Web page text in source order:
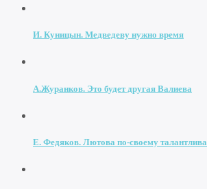
И. Куницын. Медведеву нужно время
А.Журанков. Это будет другая Валиева
Е. Федяков. Лютова по-своему талантлива